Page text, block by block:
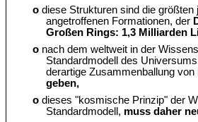
o diese Strukturen sind die
angetroffenen Formationen, der
Großen Rings: 1,3 Milliarden
o nach dem weltweit in der
Standardmodell des
derartige Zusammenballung
geben,
o dieses "kosmische Prinzip" der
Standardmodell, muss daher